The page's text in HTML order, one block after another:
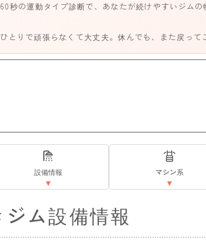
60秒の運動タイプ診断で、あなたが続けやすいジムの
ひとりで頑張らなくて大丈夫。休んでも、また戻って
設備情報 マシン系
ジム設備情報